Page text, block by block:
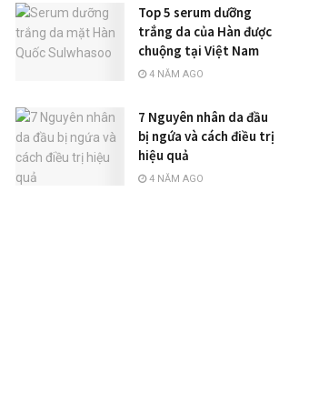
Top 5 serum dưỡng
trắng da của Hàn được
chuộng tại Việt Nam
4 NĂM AGO
7 Nguyên nhân da đầu
bị ngứa và cách điều trị
hiệu quả
4 NĂM AGO